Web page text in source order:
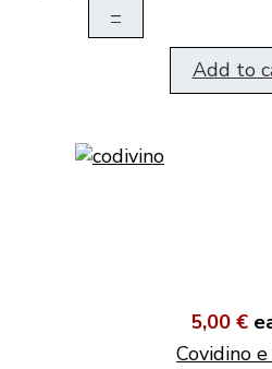
–
Add to
5,00 €
Covidino